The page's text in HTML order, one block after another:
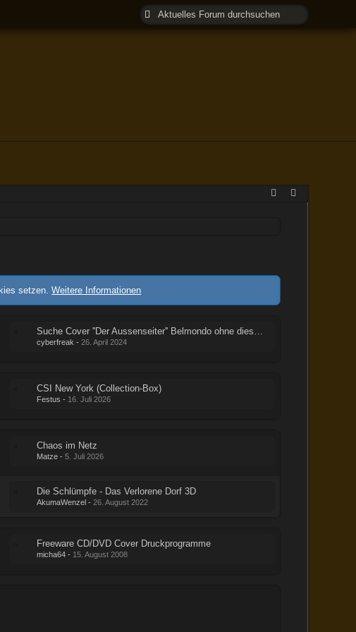
setzen.Weitere Informationen
Suche Cover ''Der Aussenseiter'' Belmondo ohne diesen Edition Schriftzug
cyberfreak -26. April 2024
CSI New York (Collection-Box)
Festus - 16. Juli 2026
Chaos im Netz
Matze -5. Juli 2026
Die Schlümpfe - Das Verlorene Dorf 3D
AkumaWenzel -26. August 2022
Freeware CD/DVD Cover Druckprogramme
micha64 - 15. August 2008